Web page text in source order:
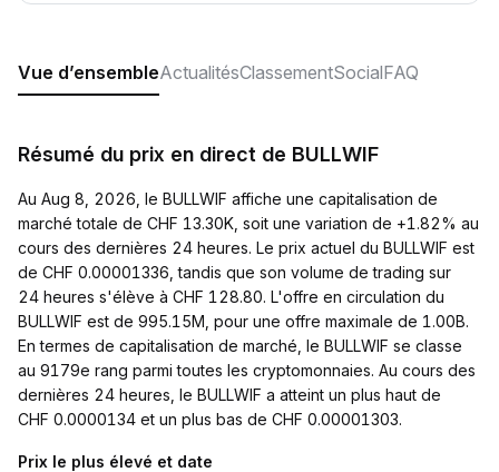
Vue d’ensembleActualitésClassementSocialFAQ
Résumé du prix en direct de BULLWIF
Au Aug 8, 2026, le BULLWIF affiche une capitalisation de
marché totale de CHF 13.30K, soit une variation de +1.82% au
cours des dernières 24 heures. Le prix actuel du BULLWIF est
de CHF 0.00001336, tandis que son volume de trading sur
24 heures s'élève à CHF 128.80. L'offre en circulation du
BULLWIF est de 995.15M, pour une offre maximale de 1.00B.
En termes de capitalisation de marché, le BULLWIF se classe
au 9179e rang parmi toutes les cryptomonnaies. Au cours des
dernières 24 heures, le BULLWIF a atteint un plus haut de
CHF 0.0000134 et un plus bas de CHF 0.00001303.
Prix le plus élevé et date